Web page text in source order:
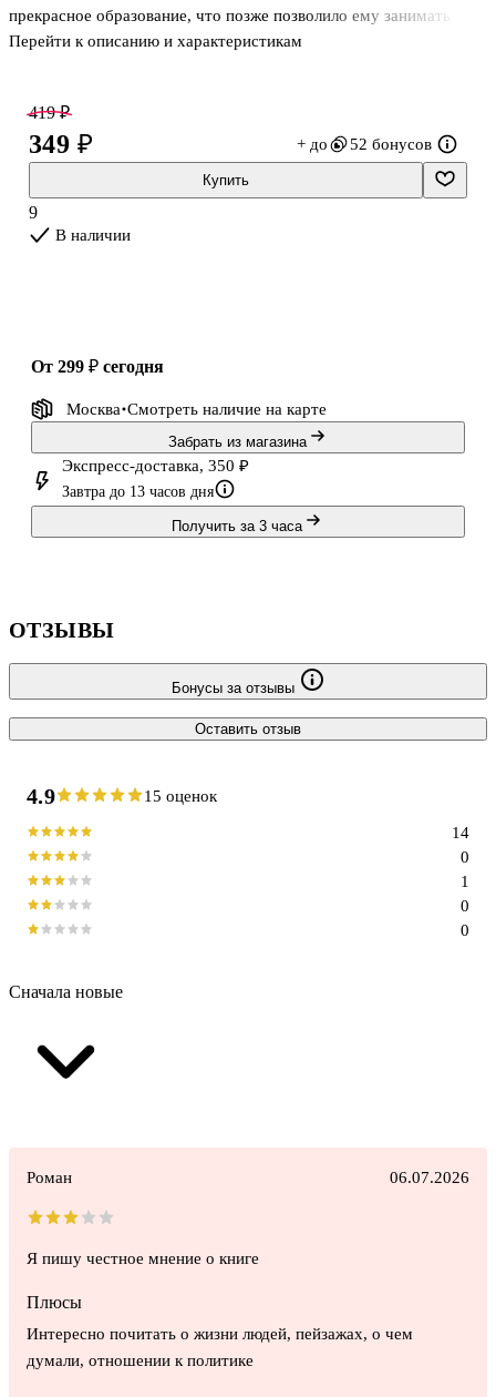
прекрасное образование, что позже позволило ему занимать
значительные должности в Риме и провинциях. Он практиковал
своими учеными современниками — Светонием, Марциалом,
Тацитом. Плиний Младший сам сгруппировал письма в книги
для публикации, вероятно осознавая важность для истории этих
свидетельств. Так что любознательный читатель и сегодня,
почти две ты
Перейти к описанию и характеристикам
419 ₽
349 ₽ + до 52 бонусов
Купить
9
В наличии
от 299 ₽ сегодня
Москва Смотреть наличие на карте
Забрать из магазина
Экспресс-доставка, 350 ₽
Завтра до 13 часов дня
Получить за 3 часа
ОТЗЫВЫ
Бонусы за отзывы
Оставить отзыв
4.9 15 оценок
0
0
1
0
14
Сначала новые
Роман 06.07.2026
Я пишу честное мнение о книге
Плюсы
Интересно почитать о жизни людей, пейзажах, о чем
думали, отношении к политике